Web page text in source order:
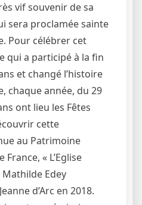
vif souvenir de sa
sera proclamée sainte
Pour célébrer cet
qui a participé à la fin
et changé l’histoire
chaque année, du 29
ont lieu les Fêtes
cette
au Patrimoine
« L’Eglise
Mathilde Edey
d’Arc en 2018.